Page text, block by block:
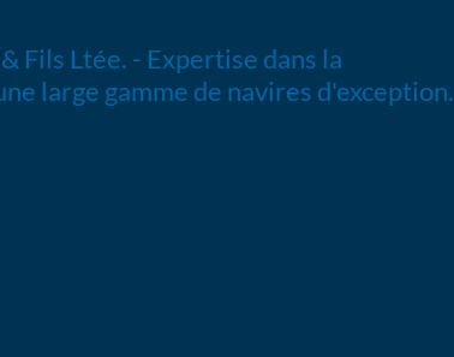
Fils Ltée. - Expertise dans la
large gamme de navires d'exception.